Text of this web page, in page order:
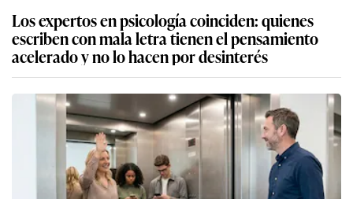
Los expertos en psicología coinciden: quienes
escriben con mala letra tienen el pensamiento
acelerado y no lo hacen por desinterés